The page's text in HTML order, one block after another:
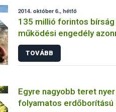
2014. október 6., hétfő
135 millió forintos bírság
működési engedély
visszavonása egy
vágóhídnál
TOVÁBB
Egyre nagyobb teret
folyamatos erdőborítású